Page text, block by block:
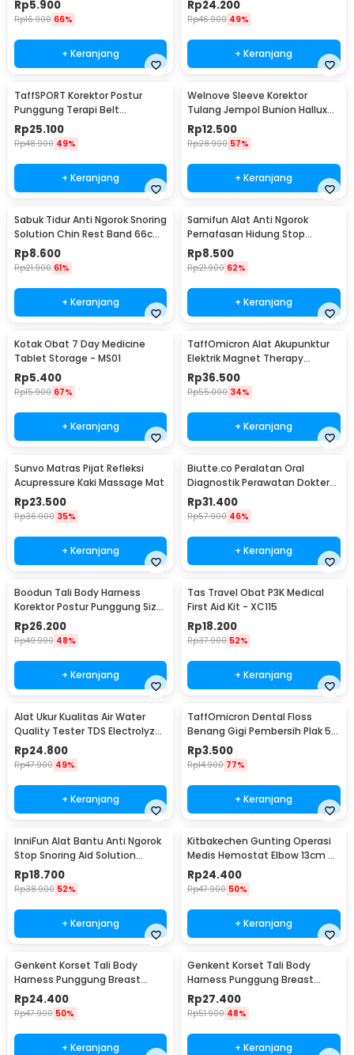
Rp5.900
Rp16.900 66%
+ Keranjang
Rp24.200
Rp46.900 49%
+ Keranjang
TaffSPORT Korektor Postur
Punggung Terapi Belt
Magnetic XL - T025
Rp25.100
Rp48.900 49%
+ Keranjang
Welnove Sleeve Korektor
Tulang Jempol Bunion Hallux
Orthotics - CSQ1408
Rp12.500
Rp28.900 57%
+ Keranjang
Sabuk Tidur Anti Ngorok Snoring
Solution Chin Rest Band 66cm
- 5582
Rp8.600
Rp21.900 61%
+ Keranjang
Samifun Alat Anti Ngorok
Pernafasan Hidung Stop
Snoring Air Purifier - MX-555
Rp8.500
Rp21.900 62%
+ Keranjang
Kotak Obat 7 Day Medicine
Tablet Storage - MS01
Rp5.400
Rp15.900 67%
+ Keranjang
TaffOmicron Alat Akupunktur
Elektrik Magnet Therapy
Battery - DF-618
Rp36.500
Rp55.000 34%
+ Keranjang
Sunvo Matras Pijat Refleksi
Acupressure Kaki Massage Mat
Rp23.500
Rp36.000 35%
+ Keranjang
Biutte.co Peralatan Oral
Diagnostik Perawatan Dokter
Gigi Dental 5in1 - 7CKQ01
Rp31.400
Rp57.900 46%
+ Keranjang
Boodun Tali Body Harness
Korektor Postur Punggung Size
M - BBJ-15
Rp26.200
Rp49.900 48%
+ Keranjang
Tas Travel Obat P3K Medical
First Aid Kit - XC115
Rp18.200
Rp37.900 52%
+ Keranjang
Alat Ukur Kualitas Air Water
Quality Tester TDS Electrolyzer
- JJ2850
Rp24.800
Rp47.900 49%
+ Keranjang
TaffOmicron Dental Floss
Benang Gigi Pembersih Plak 50
PCS - LMT-558
Rp3.500
Rp14.900 77%
+ Keranjang
InniFun Alat Bantu Anti Ngorok
Stop Snoring Aid Solution
Tongue Guard - G7G40
Rp18.700
Rp38.900 52%
+ Keranjang
Kitbakechen Gunting Operasi
Medis Hemostat Elbow 13cm -
J4-682
Rp24.400
Rp47.900 50%
+ Keranjang
Genkent Korset Tali Body
Harness Punggung Breast
Support S - BBJ-16
Rp24.400
Rp47.900 50%
+ Keranjang
Genkent Korset Tali Body
Harness Punggung Breast
Support M - BBJ-16
Rp27.400
Rp51.900 48%
+ Keranjang